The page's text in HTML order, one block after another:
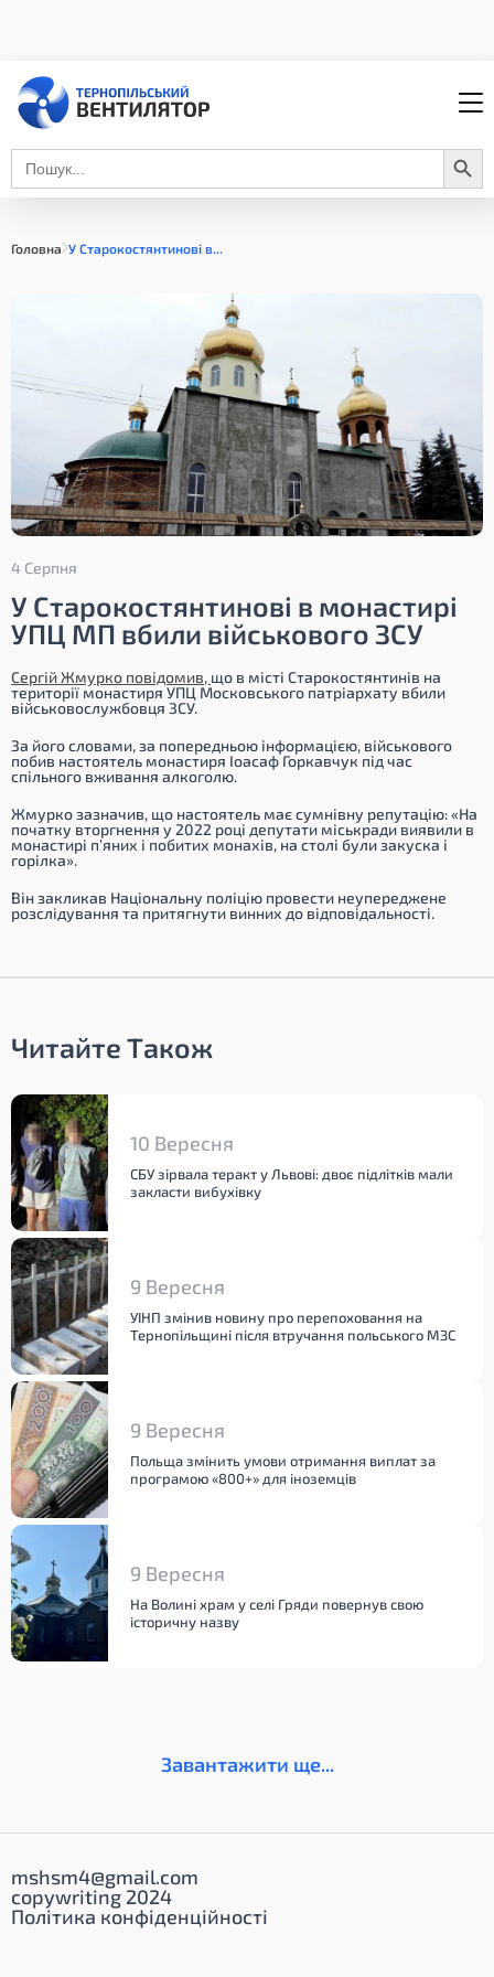
Search
for:
Search Button
Головна У Старокостянтинові в...
4 Серпня
У Старокостянтинові в монастирі
УПЦ МП вбили військового ЗСУ
Сергій Жмурко повідомив, що в місті Старокостянтинів на
території монастиря УПЦ Московського патріархату вбили
військовослужбовця ЗСУ.
За його словами, за попередньою інформацією, військового
побив настоятель монастиря Іоасаф Горкавчук під час
спільного вживання алкоголю.
Жмурко зазначив, що настоятель має сумнівну репутацію:«На
початку вторгнення у 2022 році депутати міськради виявили в
монастирі п’яних і побитих монахів, на столі були закуска і
горілка».
Він закликав Національну поліцію провести неупереджене
розслідування та притягнути винних до відповідальності.
Читайте Також
10 Вересня
СБУ зірвала теракт у Львові: двоє підлітків мали
закласти вибухівку
9 Вересня
УІНП змінив новину про перепоховання на
Тернопільщині після втручання польського МЗС
9 Вересня
Польща змінить умови отримання виплат за
програмою «800+» для іноземців
9 Вересня
На Волині храм у селі Гряди повернув свою
історичну назву
Завантажити ще...
mshsm4@gmail.com
copywriting 2024
Політика конфіденційності